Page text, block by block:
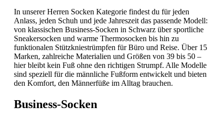
In unserer Herren Socken Kategorie findest du für jeden
Anlass, jeden Schuh und jede Jahreszeit das passende Modell:
von klassischen Business-Socken in Schwarz über sportliche
Sneakersocken und warme Thermosocken bis hin zu
funktionalen Stützkniestrümpfen für Büro und Reise. Über 15
Marken, zahlreiche Materialien und Größen von 39 bis 50 –
hier bleibt kein Fuß ohne den richtigen Strumpf. Alle Modelle
sind speziell für die männliche Fußform entwickelt und bieten
den Komfort, den Männerfüße im Alltag brauchen.
Business-Socken